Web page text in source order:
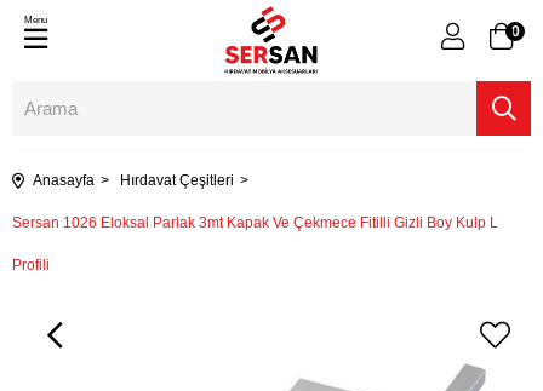
0
Menu
Anasayfa Hırdavat Çeşitleri
Sersan 1026 Eloksal Parlak 3mt Kapak Ve Çekmece Fitilli Gizli Boy Kulp L
Profili